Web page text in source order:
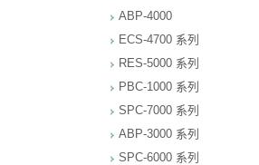
ABP-4000
ECS-4700 系列
RES-5000 系列
PBC-1000 系列
SPC-7000 系列
ABP-3000 系列
SPC-6000 系列